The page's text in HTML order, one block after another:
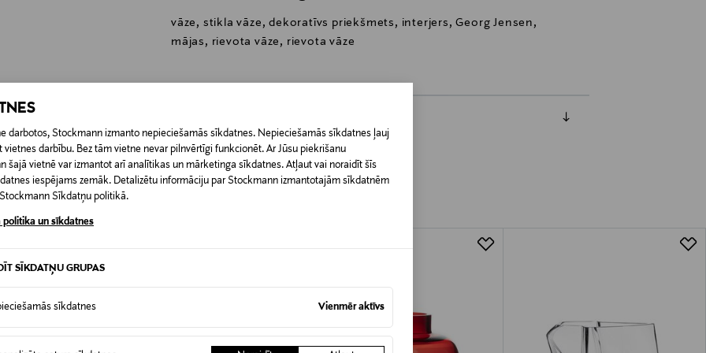
darbotos, Stockmann izmanto nepieciešamās sīkdatnes. Nepieciešamās sīkdatnes ļauj
vietnes darbību. Bez tām vietne nevar pilnvērtīgi funkcionēt. Ar Jūsu piekrišanu
šajā vietnē var izmantot arī analītikas un mārketinga sīkdatnes. Atļaut vai noraidīt šīs
iespējams zemāk. Detalizētu informāciju par Stockmann izmantotajām sīkdatnēm
Sīkdatņu politikā.
politika un sīkdatnes
SĪKDATŅU GRUPAS
sīkdatnes Vienmēr aktīvs
vāze, stikla vāze, dekoratīvs priekšmets, interjers, Georg Jensen,
mājas, rievota vāze, rievota vāze
0,00 €
0,00 € – 4,90 €